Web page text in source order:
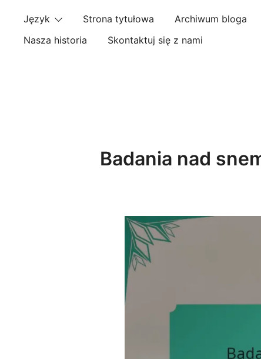
content
Język Strona tytułowa
Archiwum bloga
Nasza historia
Skontaktuj się z nami
Badania nad